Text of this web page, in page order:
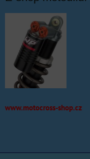
www.motocross-shop.cz